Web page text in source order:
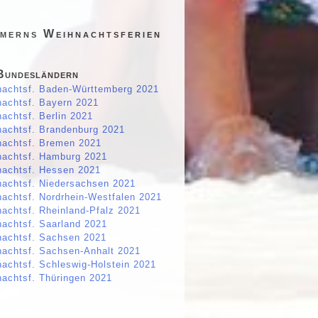
Weihnachtsferien
Baden-Württemberg 2021
Bayern 2021
Berlin 2021
Brandenburg 2021
Bremen 2021
Hamburg 2021
Hessen 2021
Niedersachsen 2021
Nordrhein-Westfalen 2021
Rheinland-Pfalz 2021
Saarland 2021
Sachsen 2021
Sachsen-Anhalt 2021
Schleswig-Holstein 2021
Thüringen 2021